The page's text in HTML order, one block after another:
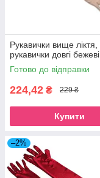
Рукавички вище ліктя,
рукавички довгі бежеві
Готово до відправки
224,42 ₴ 229 ₴
Купити
–2%